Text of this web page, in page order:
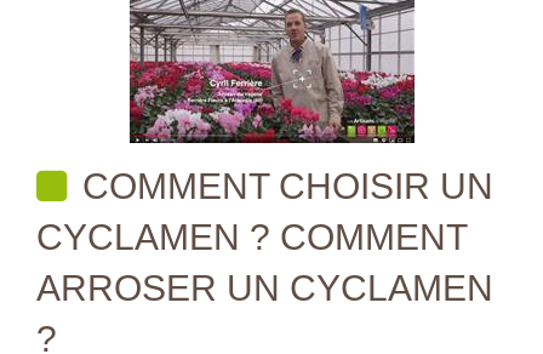
COMMENT CHOISIR UN
CYCLAMEN ? COMMENT
ARROSER UN CYCLAMEN
?